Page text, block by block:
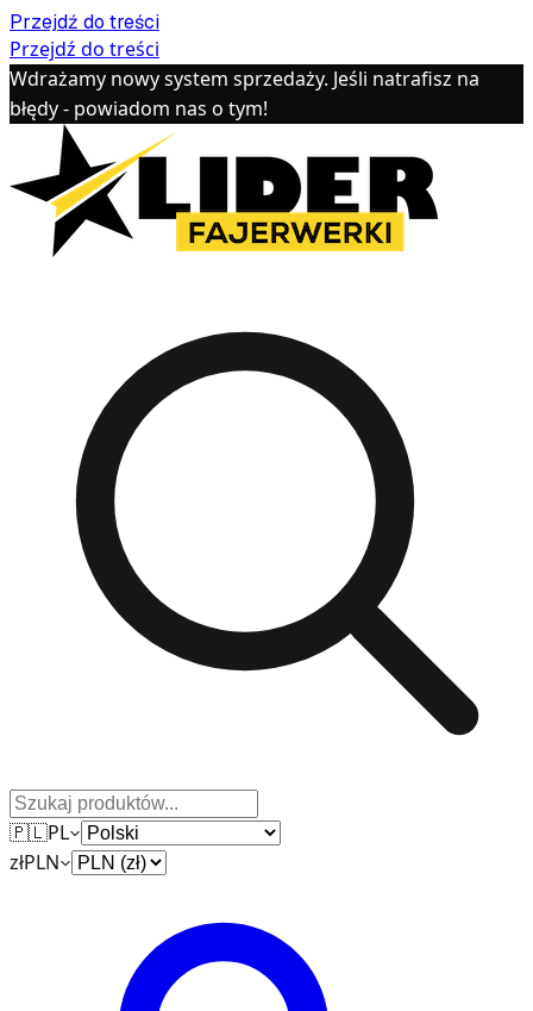
Przejdź do treści
Przejdź do treści
Wdrażamy nowy system sprzedaży. Jeśli natrafisz na
błędy - powiadom nas o tym!
🇵🇱PL
złPLN